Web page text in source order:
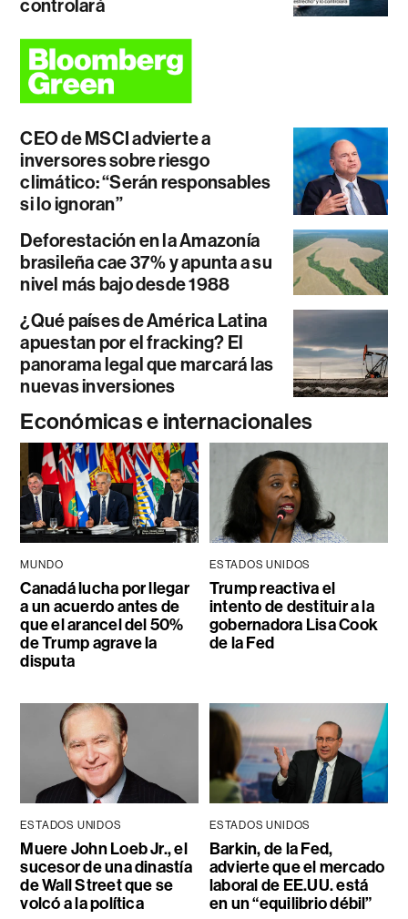
controlará
CEO de MSCI advierte a
inversores sobre riesgo
climático: “Serán responsables
si lo ignoran”
Deforestación en la Amazonía
brasileña cae 37% y apunta a su
nivel más bajo desde 1988
¿Qué países de América Latina
apuestan por el fracking? El
panorama legal que marcará las
nuevas inversiones
Económicas e internacionales
MUNDO
Canadá lucha por llegar
a un acuerdo antes de
que el arancel del 50%
de Trump agrave la
disputa
ESTADOS UNIDOS
Trump reactiva el
intento de destituir a la
gobernadora Lisa Cook
de la Fed
ESTADOS UNIDOS
Muere John Loeb Jr., el
sucesor de una dinastía
de Wall Street que se
volcó a la política
ESTADOS UNIDOS
Barkin, de la Fed,
advierte que el mercado
laboral de EE.UU. está
en un “equilibrio débil”